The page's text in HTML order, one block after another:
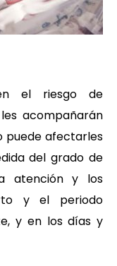
el riesgo de
acompañarán
puede afectarles
del grado de
atención y los
y el periodo
y en los días y